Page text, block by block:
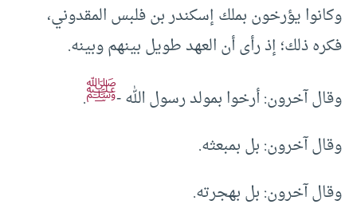
وكانوا يؤرخون بملك إسكندر بن فلبس المقدوني،
فكره ذلك؛ إذ رأى أن العهد طويل بينهم وبينه.
وقال آخرون: أرخوا بمولد رسول الله -ﷺ.
وقال آخرون: بل بمبعثه.
وقال آخرون: بل بهجرته.